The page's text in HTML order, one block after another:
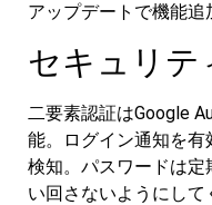
アップデートで機能追
セキュリテ
二要素認証はGoogle
能。ログイン通知を
検知。パスワードは
い回さないようにし